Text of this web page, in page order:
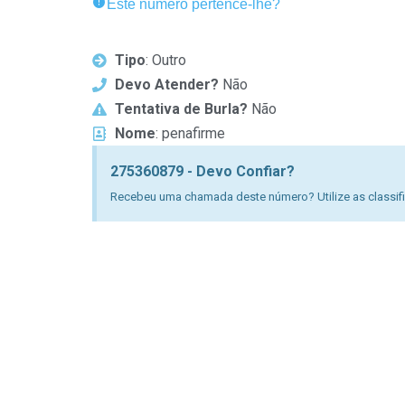
Este número pertence-lhe?
Tipo: Outro
Devo Atender? Não
Tentativa de Burla? Não
Nome: penafirme
275360879 - Devo Confiar?
Recebeu uma chamada deste número? Utilize as